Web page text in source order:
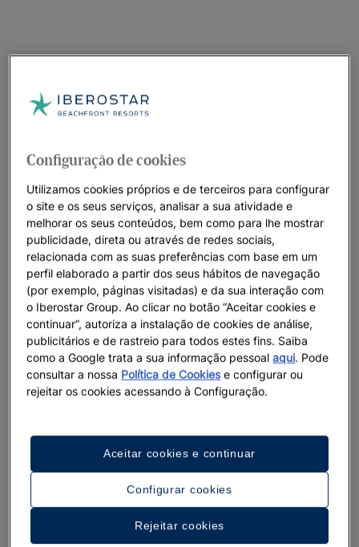
Um passeio pelo hotel
Configuração de cookies
Utilizamos cookies próprios e de terceiros para configurar
o site e os seus serviços, analisar a sua atividade e
melhorar os seus conteúdos, bem como para lhe mostrar
publicidade, direta ou através de redes sociais,
relacionada com as suas preferências com base em um
perfil elaborado a partir dos seus hábitos de navegação
(por exemplo, páginas visitadas) e da sua interação com
o Iberostar Group. Ao clicar no botão “Aceitar cookies e
continuar”, autoriza a instalação de cookies de análise,
publicitários e de rastreio para todos estes fins. Saiba
como a Google trata a sua informação pessoalaqui. Pode
consultar a nossa Política de Cookiese configurar ou
rejeitar os cookies acessando à Configuração.
Configurar cookies
Rejeitar cookies
Aceitar cookies e continuar